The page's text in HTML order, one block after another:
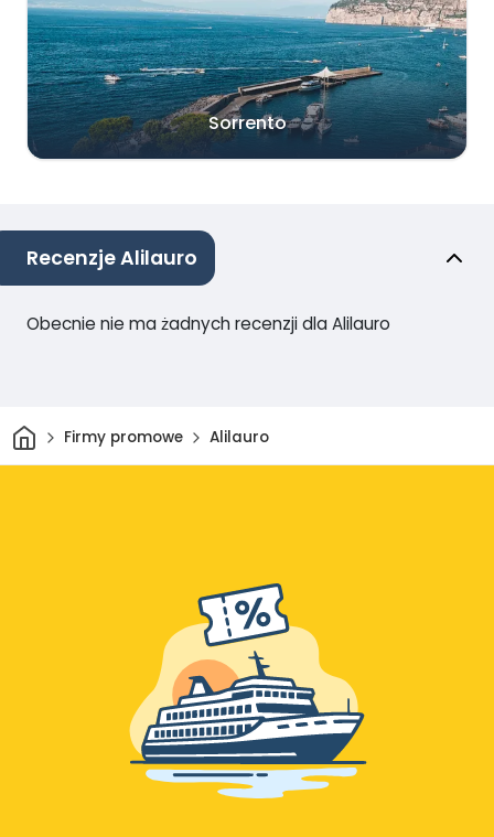
Sorrento
Recenzje Alilauro
Obecnie nie ma żadnych recenzji dla Alilauro
DomFirmy promowe Alilauro